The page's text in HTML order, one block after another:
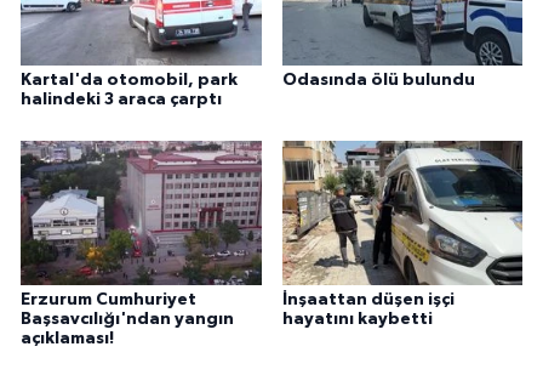
Kartal'da otomobil, park
halindeki 3 araca çarptı
Odasında ölü bulundu
Erzurum Cumhuriyet
Başsavcılığı'ndan yangın
açıklaması!
İnşaattan düşen işçi
hayatını kaybetti